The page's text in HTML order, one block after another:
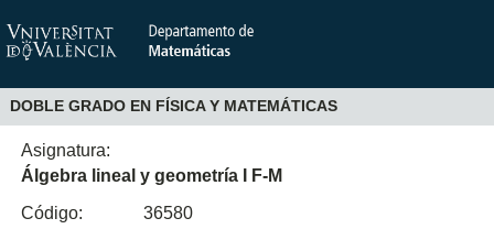
DOBLE GRADO EN FÍSICA Y MATEMÁTICAS
Asignatura:
Álgebra lineal y geometría I F-M
Código:
36580